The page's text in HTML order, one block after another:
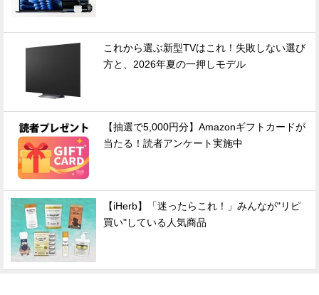
これから選ぶ新型TVはこれ！失敗しない選び
方と、2026年夏の一押しモデル
【抽選で5,000円分】Amazonギフトカードが
当たる！読者アンケート実施中
【iHerb】「迷ったらこれ！」みんなが"リピ
買い"している人気商品